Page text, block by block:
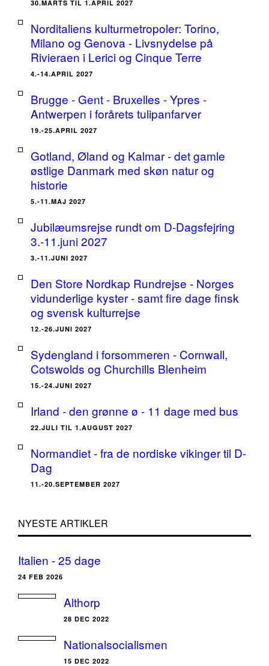
30.MARTS TIL 1.APRIL 2027
Norditaliens kulturmetropoler: Torino,
Milano og Genova - Livsnydelse på
Rivieraen i Lerici og Cinque Terre
4.-14.APRIL 2027
Brugge - Gent - Bruxelles - Ypres -
Antwerpen i forårets tulipanfarver
19.-25.APRIL 2027
Gotland, Øland og Kalmar - det gamle
østlige Danmark med skøn natur og
historie
5.-11.MAJ 2027
Jubilæumsrejse rundt om D-Dagsfejring
3.-11.juni 2027
3.-11.JUNI 2027
Den Store Nordkap Rundrejse - Norges
vidunderlige kyster - samt fire dage finsk
og svensk kulturrejse
12.-26.JUNI 2027
Sydengland i forsommeren - Cornwall,
Cotswolds og Churchills Blenheim
15.-24.JUNI 2027
Irland - den grønne ø - 11 dage med bus
22.JULI TIL 1.AUGUST 2027
Normandiet - fra de nordiske vikinger til D-
Dag
11.-20.SEPTEMBER 2027
NYESTE ARTIKLER
Italien - 25 dage
24 FEB 2026
Althorp
28 DEC 2022
Nationalsocialismen
15 DEC 2022